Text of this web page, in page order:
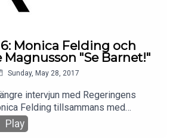
Monica Felding och
Magnusson "Se Barnet!"
Sunday, May 28, 2017
intervjun med Regeringens
Felding tillsammans med
utredningssekreterare, om
om en ny vårdnadsreform "Se
Play